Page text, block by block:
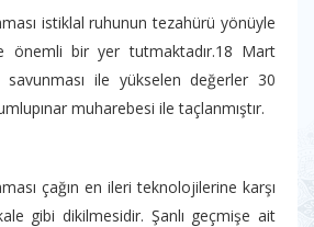
istiklal ruhunun tezahürü yönüyle
önemli bir yer tutmaktadır.18 Mart
savunması ile yükselen değerler 30
muharebesi ile taçlanmıştır.
çağın en ileri teknolojilerine karşı
gibi dikilmesidir. Şanlı geçmişe ait